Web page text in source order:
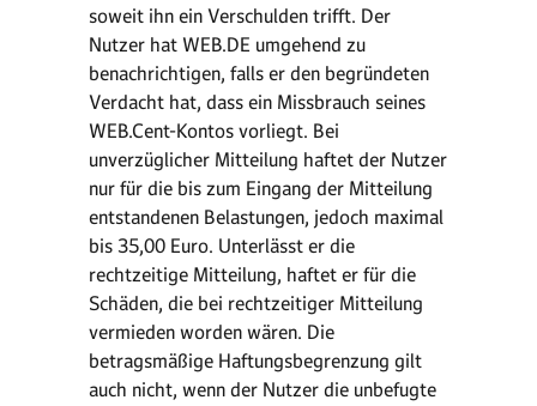
soweit ihn ein Verschulden trifft. Der
Nutzer hat WEB.DE umgehend zu
benachrichtigen, falls er den begründeten
Verdacht hat, dass ein Missbrauch seines
WEB.Cent-Kontos vorliegt. Bei
unverzüglicher Mitteilung haftet der Nutzer
nur für die bis zum Eingang der Mitteilung
entstandenen Belastungen, jedoch maximal
bis 35,00 Euro. Unterlässt er die
rechtzeitige Mitteilung, haftet er für die
Schäden, die bei rechtzeitiger Mitteilung
vermieden worden wären. Die
betragsmäßige Haftungsbegrenzung gilt
auch nicht, wenn der Nutzer die unbefugte